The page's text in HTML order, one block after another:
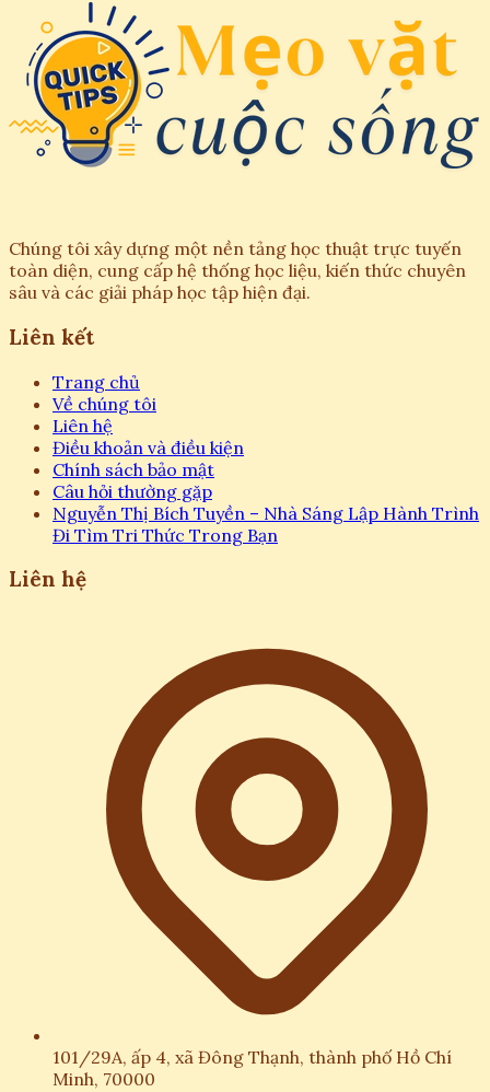
Chúng tôi xây dựng một nền tảng học thuật trực tuyến
toàn diện, cung cấp hệ thống học liệu, kiến thức chuyên
sâu và các giải pháp học tập hiện đại.
Liên kết
Trang chủ
Về chúng tôi
Liên hệ
Điều khoản và điều kiện
Chính sách bảo mật
Câu hỏi thường gặp
Nguyễn Thị Bích Tuyền – Nhà Sáng Lập Hành Trình
Đi Tìm Tri Thức Trong Bạn
Liên hệ
101/29A, ấp 4, xã Đông Thạnh, thành phố Hồ Chí
Minh, 70000